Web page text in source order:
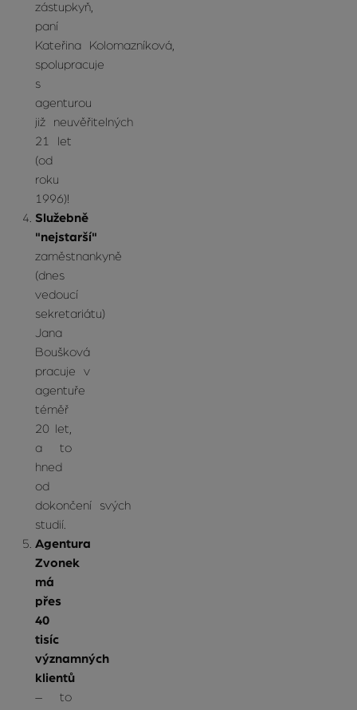
zástupkyň,
paní
Kateřina Kolomazníková,
spolupracuje
s
agenturou
již neuvěřitelných
21 let
(od
roku
1996)!
Služebně
"nejstarší"
zaměstnankyně
(dnes
vedoucí
sekretariátu)
Jana
Boušková
pracuje v
agentuře
téměř
20 let,
a to
hned
od
dokončení svých
studií.
Agentura
Zvonek
má
přes
40
tisíc
významných
klientů
– to